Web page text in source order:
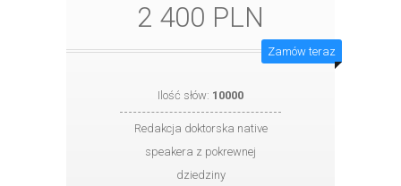
2 400 PLN
Zamów teraz
Ilość słów: 10000
Redakcja doktorska native
speakera z pokrewnej
dziedziny